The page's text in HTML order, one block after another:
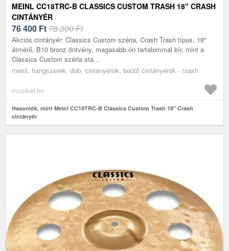
MEINL CC18TRC-B CLASSICS CUSTOM TRASH 18" CRASH
CINTÁNYÉR
76 400 Ft78 300 Ft
Akciós.cintányér: Classics Custom széria, Crash Trash típus, 18"
átmérő, B10 bronz öntvény, magasabb ón tartalommal bír, mint a
Classics Custom széria sta...
meinl, hangszerek, dob, cintányérok, beütő cintányérok - crash
muziker.hu
Hasonlók, mint Meinl CC18TRC-B Classics Custom Trash 18" Crash
cintányér